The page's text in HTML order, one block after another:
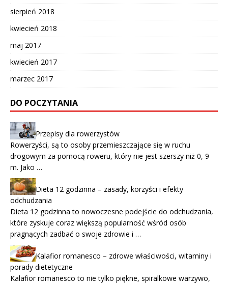
sierpień 2018
kwiecień 2018
maj 2017
kwiecień 2017
marzec 2017
DO POCZYTANIA
Przepisy dla rowerzystów
Rowerzyści, są to osoby przemieszczające się w ruchu
drogowym za pomocą roweru, który nie jest szerszy niż 0, 9
m. Jako …
Dieta 12 godzinna – zasady, korzyści i efekty
odchudzania
Dieta 12 godzinna to nowoczesne podejście do odchudzania,
które zyskuje coraz większą popularność wśród osób
pragnących zadbać o swoje zdrowie i …
Kalafior romanesco – zdrowe właściwości, witaminy i
porady dietetyczne
Kalafior romanesco to nie tylko piękne, spiralkowe warzywo,